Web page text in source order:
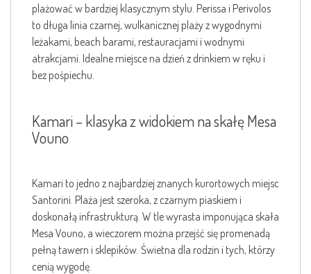
plażować w bardziej klasycznym stylu. Perissa i Perivolos
to długa linia czarnej, wulkanicznej plaży z wygodnymi
leżakami, beach barami, restauracjami i wodnymi
atrakcjami. Idealne miejsce na dzień z drinkiem w ręku i
bez pośpiechu.
Kamari – klasyka z widokiem na skałę Mesa
Vouno
Kamari to jedno z najbardziej znanych kurortowych miejsc
Santorini. Plaża jest szeroka, z czarnym piaskiem i
doskonałą infrastrukturą. W tle wyrasta imponująca skała
Mesa Vouno, a wieczorem można przejść się promenadą
pełną tawern i sklepików. Świetna dla rodzin i tych, którzy
cenią wygodę.